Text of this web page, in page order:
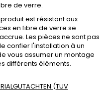
de verre.
est résistant aux
en fibre de verre se
Les pièces ne sont pas
confier l'installation à un
vous assumer un montage
différents éléments.
(TUV